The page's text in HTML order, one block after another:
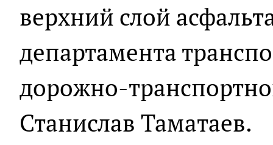
верхний слой
департамента
дорожно-
Станислав Таматаев.